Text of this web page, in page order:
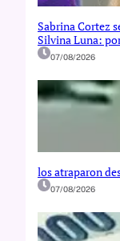
Sabrina Cortez
Silvina Luna:
07/08/2026
los atraparon
07/08/2026